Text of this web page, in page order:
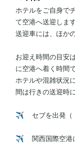
ホテルをご自身で
て空港へ送迎します
送迎車には、ほか
お迎え時間の目安
に空港へ着く時間で
ホテルや混雑状況
間は行きの送迎時
✈️ セブを出発
✈️ 関西国際空